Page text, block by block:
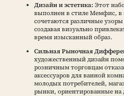
Дизайн и эстетика: Этот
выполнен в стиле Мемфис, в
сочетаются различные
создавая визуально
время изысканный образ.
Сильная Рыночная
художественный дизайн
розничным торговцам
аксессуаров для ванной
молодых потребителей,
рынки, ориентированные на